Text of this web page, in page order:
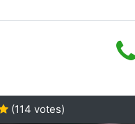
(114 votes)